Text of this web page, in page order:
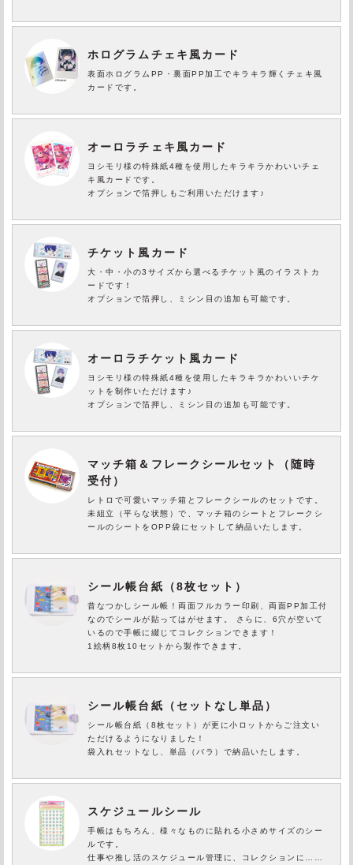
ホログラムチェキ風カード
表面ホログラムPP・裏面PP加工でキラキラ輝くチェキ風
カードです。
オーロラチェキ風カード
ヨシモリ様の特殊紙4種を使用したキラキラかわいいチェ
キ風カードです。
オプションで箔押しもご利用いただけます♪
チケット風カード
大・中・小の3サイズから選べるチケット風のイラストカ
ードです！
オプションで箔押し、ミシン目の追加も可能です。
オーロラチケット風カード
ヨシモリ様の特殊紙4種を使用したキラキラかわいいチケ
ットを制作いただけます♪
オプションで箔押し、ミシン目の追加も可能です。
マッチ箱＆フレークシールセット（随時
受付）
レトロで可愛いマッチ箱とフレークシールのセットです。
未組立（平らな状態）で、マッチ箱のシートとフレークシ
ールのシートをOPP袋にセットして納品いたします。
シール帳台紙（8枚セット）
昔なつかしシール帳！両面フルカラー印刷、両面PP加工付
なのでシールが貼ってはがせます。 さらに、6穴が空いて
いるので手帳に綴じてコレクションできます！
1絵柄8枚10セットから製作できます。
シール帳台紙（セットなし単品）
シール帳台紙（8枚セット）が更に小ロットからご注文い
ただけるようになりました！
袋入れセットなし、単品（バラ）で納品いたします。
スケジュールシール
手帳はもちろん、様々なものに貼れる小さめサイズのシー
ルです。
仕事や推し活のスケジュール管理に、コレクションに……